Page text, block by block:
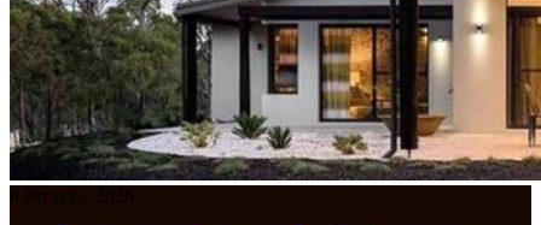
8 августа, 2026